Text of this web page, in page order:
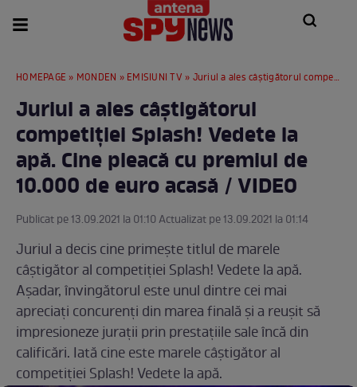
HOMEPAGE » MONDEN » EMISIUNI TV » Juriul a ales câștigătorul competiției Splash! Vedete la apă. Cine pleacă cu premiul de 10.000 de euro acasă / VIDEO
Juriul a ales câștigătorul
competiției Splash! Vedete la
apă. Cine pleacă cu premiul de
10.000 de euro acasă / VIDEO
Publicat pe 13.09.2021 la 01:10 Actualizat pe 13.09.2021 la 01:14
Juriul a decis cine primește titlul de marele
câștigător al competiției Splash! Vedete la apă.
Așadar, învingătorul este unul dintre cei mai
apreciați concurenți din marea finală și a reușit să
impresioneze jurații prin prestațiile sale încă din
calificări. Iată cine este marele câștigător al
competiției Splash! Vedete la apă.